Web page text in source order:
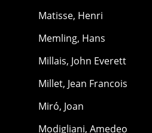
Matisse, Henri
Memling, Hans
Millais, John Everett
Millet, Jean Francois
Miró, Joan
Modigliani, Amedeo